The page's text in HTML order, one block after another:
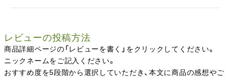
レビューの投稿方法
商品詳細ページの「レビューを書く」をクリックしてください。
ニックネームをご記入ください。
おすすめ度を5段階から選択していただき、本文に商品の感想やご